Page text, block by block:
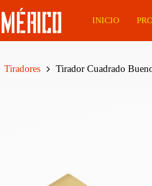
INICIO
Tiradores Tirador Cuadrado